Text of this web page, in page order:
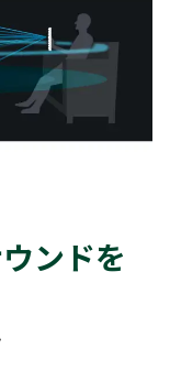
ンドを